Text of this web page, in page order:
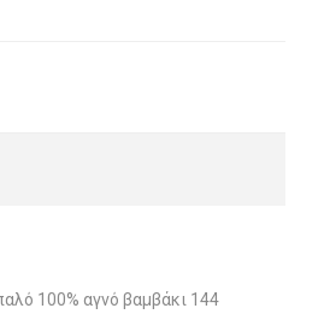
100% αγνό βαμβάκι 144